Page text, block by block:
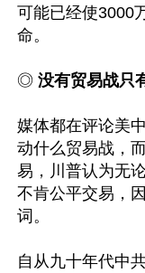
可能已经使3000
命。
◎ 没有贸易战只
媒体都在评论美
动什么贸易战，
易，川普认为无
不肯公平交易，
词。
自从九十年代中